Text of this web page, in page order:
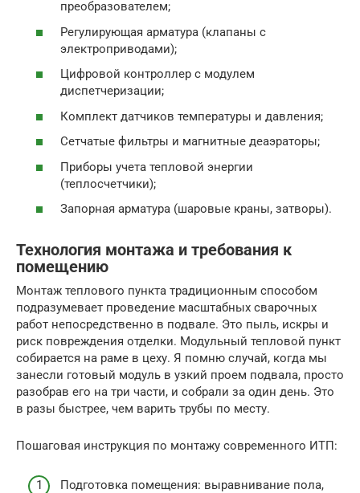
преобразователем;
Регулирующая арматура (клапаны с
электроприводами);
Цифровой контроллер с модулем
диспетчеризации;
Комплект датчиков температуры и давления;
Сетчатые фильтры и магнитные деаэраторы;
Приборы учета тепловой энергии
(теплосчетчики);
Запорная арматура (шаровые краны, затворы).
Технология монтажа и требования к
помещению
Монтаж теплового пункта традиционным способом
подразумевает проведение масштабных сварочных
работ непосредственно в подвале. Это пыль, искры и
риск повреждения отделки. Модульный тепловой пункт
собирается на раме в цеху. Я помню случай, когда мы
занесли готовый модуль в узкий проем подвала, просто
разобрав его на три части, и собрали за один день. Это
в разы быстрее, чем варить трубы по месту.
Пошаговая инструкция по монтажу современного ИТП:
Подготовка помещения: выравнивание пола,